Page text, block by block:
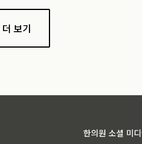
보기
한의원 소셜 미